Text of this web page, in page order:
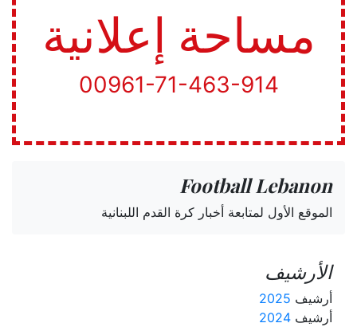
مساحة إعلانية
00961-71-463-914
Football Lebanon
الموقع الأول لمتابعة أخبار كرة القدم اللبنانية
الأرشيف
أرشيف 2025
أرشيف 2024